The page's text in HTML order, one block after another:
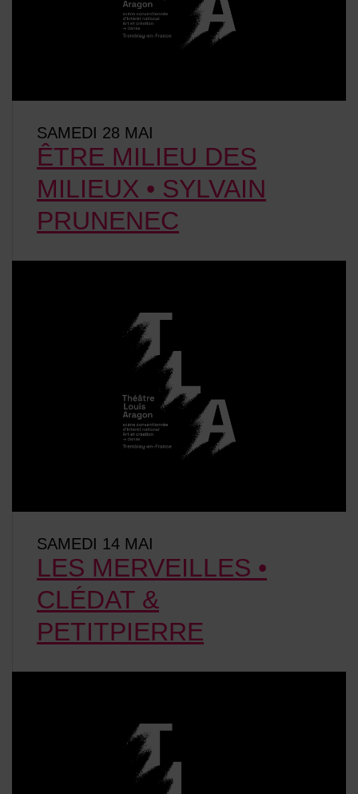
ÊTRE MILIEU DES
MILIEUX • SYLVAIN
PRUNENEC
SAMEDI 28 MAI
LES MERVEILLES •
CLÉDAT &
PETITPIERRE
SAMEDI 14 MAI